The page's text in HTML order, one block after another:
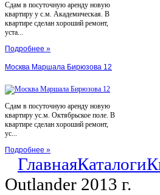
Сдам в посуточную аренду новую
квартиру у с.м. Академическая. В
квартире сделан хороший ремонт,
уста...
Подробнее »
Москва Маршала Бирюзова 12
Сдам в посуточную аренду новую
квартиру ус.м. Октябрьское поле. В
квартире сделан хороший ремонт,
ус...
Подробнее »
ГлавнаяКаталоги
Outlander 2013 г.